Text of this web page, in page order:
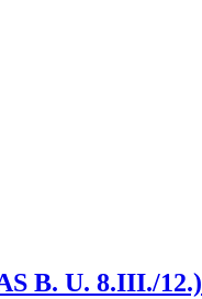
B. U. 8.III./12.)